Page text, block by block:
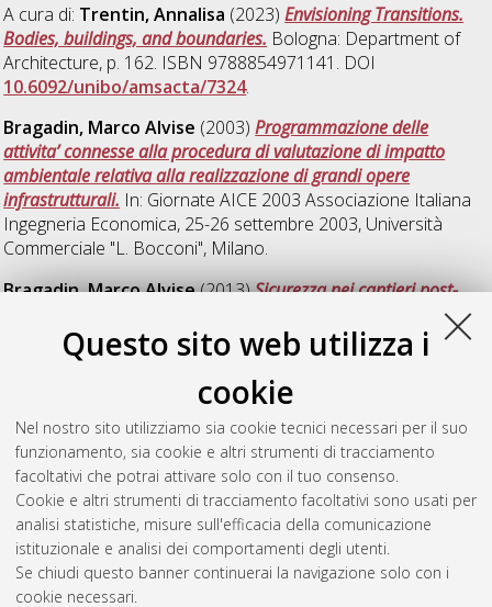
Questo sito web utilizza i
cookie
Nel nostro sito utilizziamo sia cookie tecnici necessari per il suo
funzionamento, sia cookie e altri strumenti di tracciamento
facoltativi che potrai attivare solo con il tuo consenso.
Cookie e altri strumenti di tracciamento facoltativi sono usati per
analisi statistiche, misure sull'efficacia della comunicazione
istituzionale e analisi dei comportamenti degli utenti.
Se chiudi questo banner continuerai la navigazione solo con i
cookie necessari.
A cura di: Trentin, Annalisa (2023)Envisioning Transitions.
Bodies, buildings, and boundaries. Bologna: Department of
Architecture, p. 162. ISBN 9788854971141. DOI
10.6092/unibo/amsacta/7324.
Bragadin, Marco Alvise (2003)Programmazione delle
attivita’ connesse alla procedura di valutazione di impatto
ambientale relativa alla realizzazione di grandi opere
infrastrutturali. In: Giornate AICE 2003 Associazione Italiana
Ingegneria Economica, 25-26 settembre 2003, Università
Commerciale "L. Bocconi", Milano.
Bragadin, Marco Alvise(2013)Sicurezza nei cantieri post-
In: Sicurezza sul lavoro in
edilizia a Bologna e provincia: dati e Riflessioni sul 2012.
Prevenzione cadute dall'alto e sicurezza lavori post sisma, 8
Bragadin, Marco A.;Comani, Claudio(2006)Sicurezza nei
cantieri: evoluzione normativa.ASSFORM Seminario: Gli effetti
delle recenti innovazioni normative in edilizia Rimini, 21
dicembre 2007 . pp. 1-11.
Questa lista e' stata generata ilSat Aug 8 20:31:03 2026
CEST